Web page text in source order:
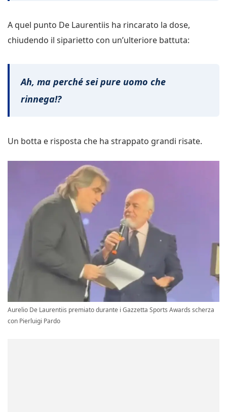
A quel punto De Laurentiis ha rincarato la dose,
chiudendo il siparietto con un’ulteriore battuta:
Ah, ma perché sei pure uomo che
rinnega!?
Un botta e risposta che ha strappato grandi risate.
Aurelio De Laurentiis premiato durante i Gazzetta Sports Awards scherza
con Pierluigi Pardo